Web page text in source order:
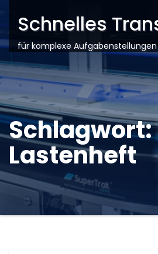
Schnelles
für komplexe
Schlagwort:
Lastenheft